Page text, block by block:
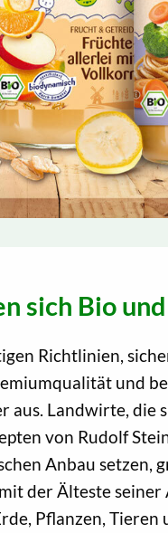
sich Bio
Richtlinien,
und
aus. Landwirte, die
von Rudolf
Anbau setzen,
der Älteste seiner
Pflanzen, Tieren